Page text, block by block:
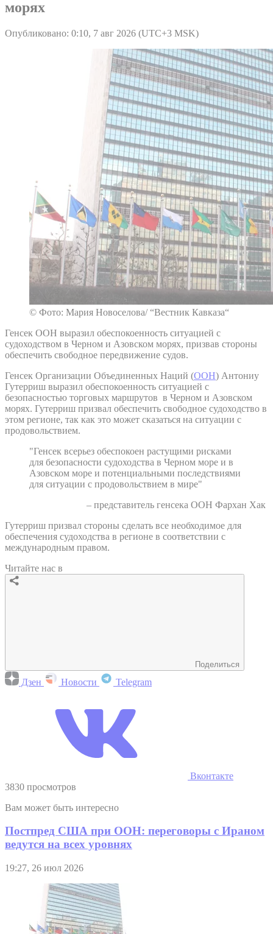
морях
Опубликовано: 0:10, 7 авг 2026 (UTC+3 MSK)
© Фото: Мария Новоселова/ “Вестник Кавказа“
Генсек ООН выразил обеспокоенность ситуацией с
судоходством в Черном и Азовском морях, призвав стороны
обеспечить свободное передвижение судов.
Генсек Организации Объединенных Наций (ООН) Антониу
Гутерриш выразил обеспокоенность ситуацией с
безопасностью торговых маршрутов в Черном и Азовском
морях. Гутерриш призвал обеспечить свободное судоходство в
этом регионе, так как это может сказаться на ситуации с
продовольствием.
"Генсек всерьез обеспокоен растущими рисками
для безопасности судоходства в Черном море и в
Азовском море и потенциальными последствиями
для ситуации с продовольствием в мире"
– представитель генсека ООН Фархан Хак
Гутерриш призвал стороны сделать все необходимое для
обеспечения судоходства в регионе в соответствии с
международным правом.
Читайте нас в
Поделиться
Дзен Новости Telegram
Вконтакте
3830 просмотров
Вам может быть интересно
Постпред США при ООН: переговоры с Ираном
ведутся на всех уровнях
19:27, 26 июл 2026